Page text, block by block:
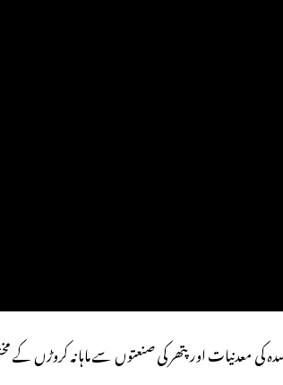
سدہ کی معدنیات اور پتھر کی صنعتوں سے ماہانہ کروڑں